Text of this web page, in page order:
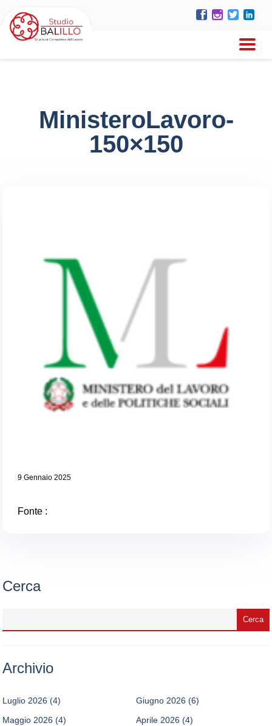
MinisteroLavoro-
150×150
9 Gennaio 2025
Fonte :
Cerca
Archivio
Luglio 2026 (4) Giugno 2026 (6)
Maggio 2026 (4) Aprile 2026 (4)